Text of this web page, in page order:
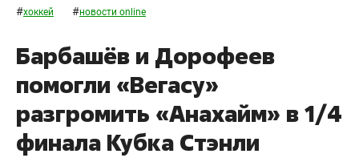
#хоккей #новости online
Барбашёв и Дорофеев
помогли «Вегасу»
разгромить «Анахайм» в 1/4
финала Кубка Стэнли